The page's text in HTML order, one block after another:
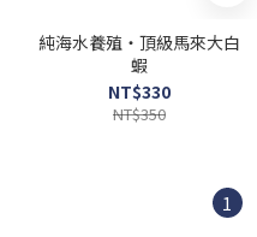
純海水養殖・頂級馬來大白
蝦
NT$330
NT$350
1